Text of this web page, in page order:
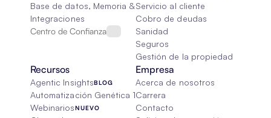
Base de datos, Memoria & Trapo
Integraciones
Centro de Confianza
Servicio al cliente
Cobro de deudas
Sanidad
Seguros
Gestión de la propiedad
Recursos
Agentic InsightsBLOG
Automatización Genética 101
WebinariosNUEVO
Empresa
Acerca de nosotros
Carrera
Contacto